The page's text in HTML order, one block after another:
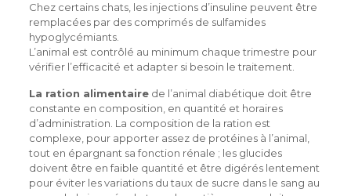
Chez certains chats, les injections d’insuline peuvent être
remplacées par des comprimés de sulfamides
hypoglycémiants.
L’animal est contrôlé au minimum chaque trimestre pour
vérifier l’efficacité et adapter si besoin le traitement.
La ration alimentairede l’animal diabétique doit être
constante en composition, en quantité et horaires
d’administration. La composition de la ration est
complexe, pour apporter assez de protéines à l’animal,
tout en épargnant sa fonction rénale ; les glucides
doivent être en faible quantité et être digérés lentement
pour éviter les variations du taux de sucre dans le sang au